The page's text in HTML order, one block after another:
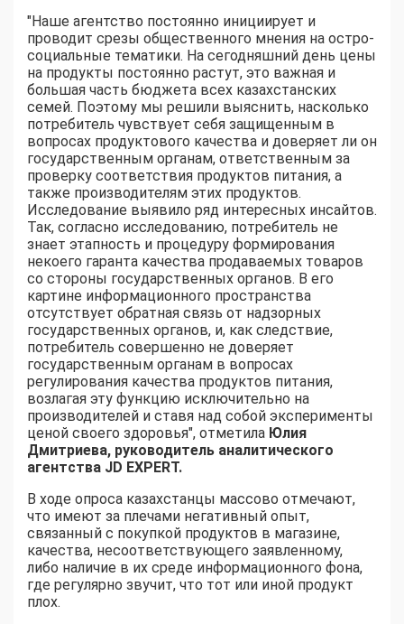
"Наше агентство постоянно инициирует и
проводит срезы общественного мнения на остро-
социальные тематики. На сегодняшний день цены
на продукты постоянно растут, это важная и
большая часть бюджета всех казахстанских
семей. Поэтому мы решили выяснить, насколько
потребитель чувствует себя защищенным в
вопросах продуктового качества и доверяет ли он
государственным органам, ответственным за
проверку соответствия продуктов питания, а
также производителям этих продуктов.
Исследование выявило ряд интересных инсайтов.
Так, согласно исследованию, потребитель не
знает этапность и процедуру формирования
некоего гаранта качества продаваемых товаров
со стороны государственных органов. В его
картине информационного пространства
отсутствует обратная связь от надзорных
государственных органов, и, как следствие,
потребитель совершенно не доверяет
государственным органам в вопросах
регулирования качества продуктов питания,
возлагая эту функцию исключительно на
производителей и ставя над собой эксперименты
ценой своего здоровья", отметила Юлия
Дмитриева, руководитель аналитического
агентства JD EXPERT.
В ходе опроса казахстанцы массово отмечают,
что имеют за плечами негативный опыт,
связанный с покупкой продуктов в магазине,
качества, несоответствующего заявленному,
либо наличие в их среде информационного фона,
где регулярно звучит, что тот или иной продукт
плох.